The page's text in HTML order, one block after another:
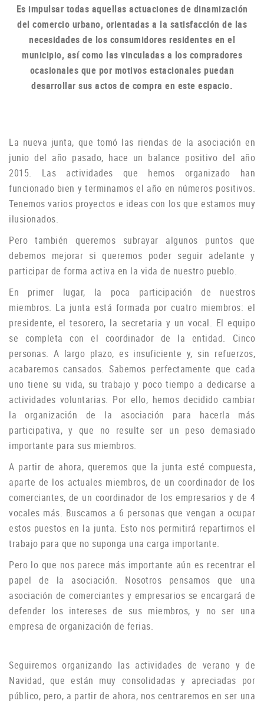
Es impulsar todas aquellas actuaciones de dinamización
del comercio urbano, orientadas a la satisfacción de las
necesidades de los consumidores residentes en el
municipio, así como las vinculadas a los compradores
ocasionales que por motivos estacionales puedan
desarrollar sus actos de compra en este espacio.
La nueva junta, que tomó las riendas de la asociación en
junio del año pasado, hace un balance positivo del año
2015. Las actividades que hemos organizado han
funcionado bien y terminamos el año en números positivos.
Tenemos varios proyectos e ideas con los que estamos muy
ilusionados.
Pero también queremos subrayar algunos puntos que
debemos mejorar si queremos poder seguir adelante y
participar de forma activa en la vida de nuestro pueblo.
En primer lugar, la poca participación de nuestros
miembros. La junta está formada por cuatro miembros: el
presidente, el tesorero, la secretaria y un vocal. El equipo
se completa con el coordinador de la entidad. Cinco
personas. A largo plazo, es insuficiente y, sin refuerzos,
acabaremos cansados.Sabemos perfectamente que cada
uno tiene su vida, su trabajo y poco tiempo a dedicarse a
actividades voluntarias. Por ello, hemos decidido cambiar
la organización de la asociación para hacerla más
participativa, y que no resulte ser un peso demasiado
importante para sus miembros.
A partir de ahora, queremos que la junta esté compuesta,
aparte de los actuales miembros, de un coordinador de los
comerciantes, de un coordinador de los empresarios y de 4
vocales más. Buscamos a 6 personas que vengan a ocupar
estos puestos en la junta. Esto nos permitirá repartirnos el
trabajo para que no suponga una carga importante.
Pero lo que nos parece más importante aún es recentrar el
papel de la asociación. Nosotros pensamos que una
asociación de comerciantes y empresarios se encargará de
defender los intereses de sus miembros, y no ser una
empresa de organización de ferias.
Seguiremos organizando las actividades de verano y de
Navidad, que están muy consolidadas y apreciadas por
público, pero, a partir de ahora, nos centraremos en ser una